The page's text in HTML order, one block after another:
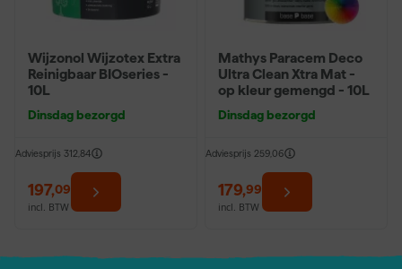
Wijzonol Wijzotex Extra
Reinigbaar BIOseries -
10L
Dinsdag bezorgd
Adviesprijs 312,84
197,09
incl. BTW
Mathys Paracem Deco
Ultra Clean Xtra Mat -
op kleur gemengd - 10L
Dinsdag bezorgd
Adviesprijs 259,06
179,99
incl. BTW